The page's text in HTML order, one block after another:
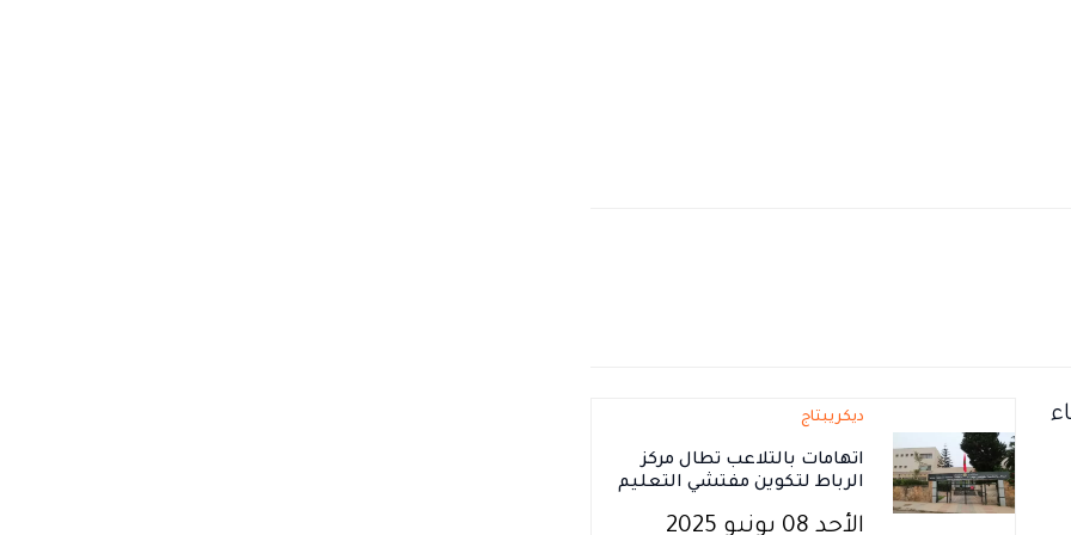
ديكريبتاج
اتهامات بالتلاعب تطال مركز
الرباط لتكوين مفتشي التعليم
الأحد 08 يونيو 2025